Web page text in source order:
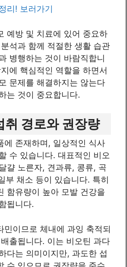
리! 보러가기
예방 및 치료에 있어 중요하
석과 함께 적절한 생활 습관
병행하는 것이 바람직합니
에 핵심적인 역할을 하면서
문제를 해결하지는 않는다
는 것이 중요합니다.
취 경로와 권장량
에 존재하며, 일상적인 식사
수 있습니다. 대표적인 비오
걀 노른자, 견과류, 콩류, 곡
부 채소 등이 있습니다. 특히
함유량이 높아 모발 건강을
됩니다.
민이므로 체내에 과잉 축적되
출됩니다. 이는 비오틴 과다
다는 의미이지만, 과도한 섭